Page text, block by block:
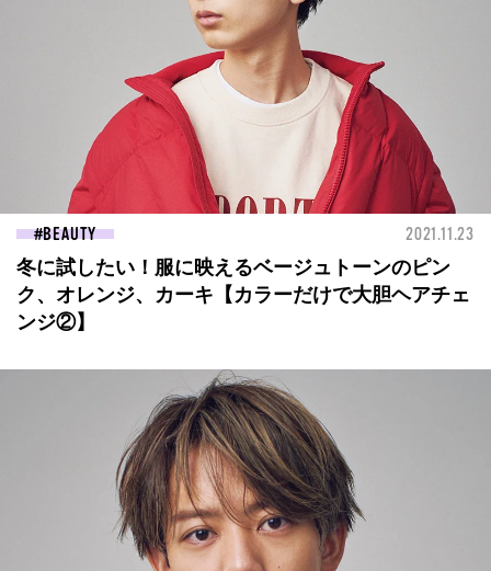
BEAUTY 2021.11.23
冬に試したい！服に映えるベージュトーンのピン
ク、オレンジ、カーキ【カラーだけで大胆ヘアチェ
ンジ②】